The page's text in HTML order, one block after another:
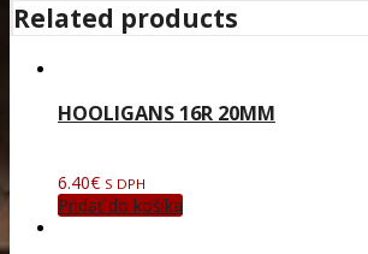
Related products
HOOLIGANS 16R 20MM
6.40€ S DPH
Pridať do košíka